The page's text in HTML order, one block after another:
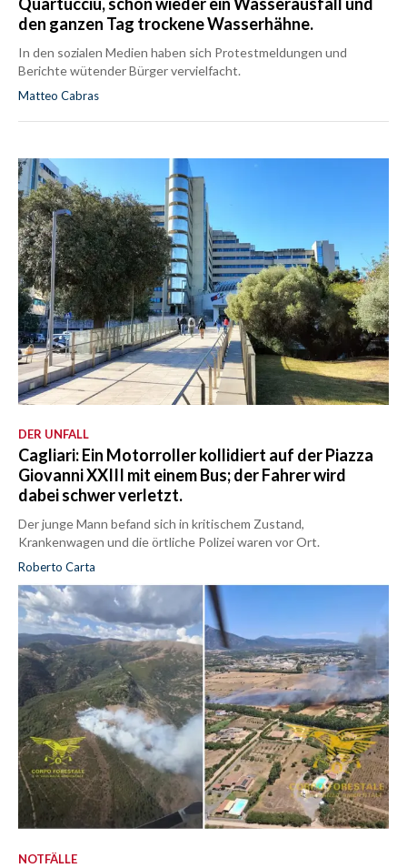
den ganzen Tag trockene Wasserhähne.
In den sozialen Medien haben sich Protestmeldungen und
Berichte wütender Bürger vervielfacht.
Matteo Cabras
DER UNFALL
Cagliari: Ein Motorroller kollidiert auf der Piazza
Giovanni XXIII mit einem Bus; der Fahrer wird
dabei schwer verletzt.
Der junge Mann befand sich in kritischem Zustand,
Krankenwagen und die örtliche Polizei waren vor Ort.
Roberto Carta
NOTFÄLLE